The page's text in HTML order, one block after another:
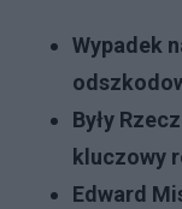
Wypadek
Były
kluczowy
Edward